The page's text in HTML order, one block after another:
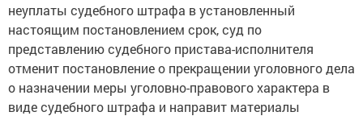
неуплаты судебного штрафа в установленный
настоящим постановлением срок, суд по
представлению судебного пристава-исполнителя
отменит постановление о прекращении уголовного дела
о назначении меры уголовно-правового характера в
виде судебного штрафа и направит материалы